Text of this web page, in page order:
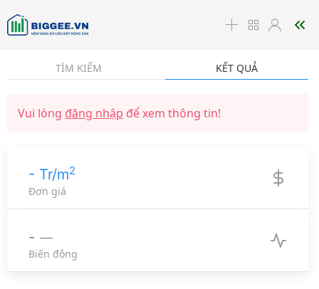
TÌM KIẾM KẾT QUẢ
Vui lòng đăng nhập để xem thông tin!
- Tr/m2
Đơn giá
-
Biến động
☰